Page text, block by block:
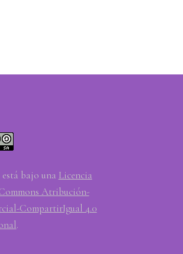
bajo una Licencia
Atribución-
CompartirIgual 4.0
.